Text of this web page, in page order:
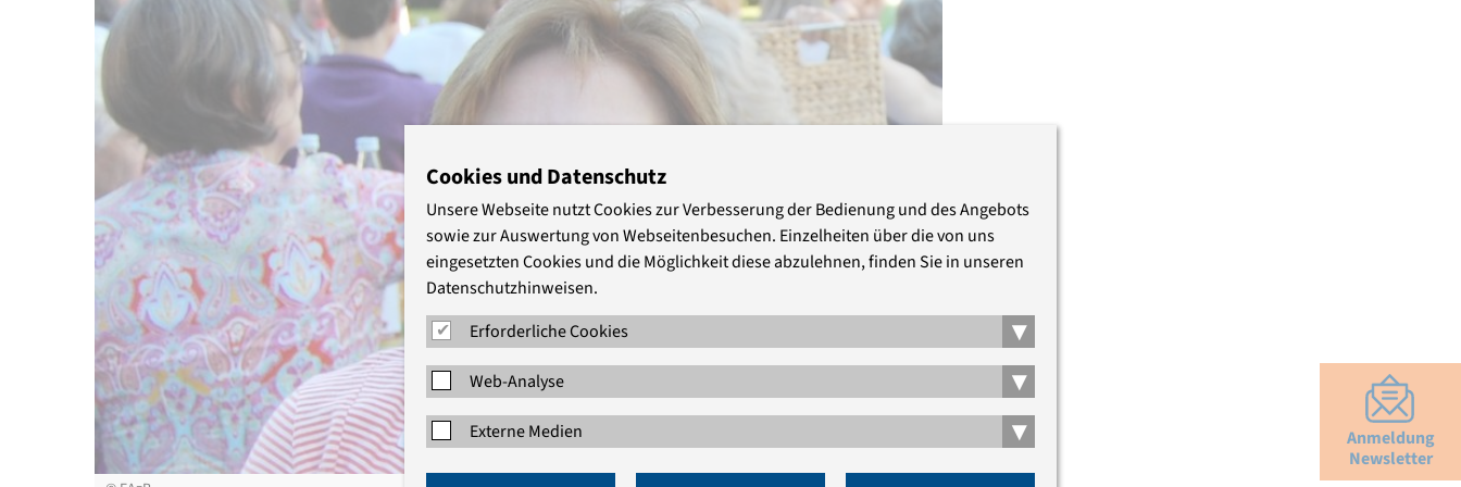
Anmeldung
Newsletter
Cookies und Datenschutz
Unsere Webseite nutzt Cookies zur Verbesserung der Bedienung und des Angebots
sowie zur Auswertung von Webseitenbesuchen. Einzelheiten über die von uns
eingesetzten Cookies und die Möglichkeit diese abzulehnen, finden Sie in unseren
Datenschutzhinweisen.
Erforderliche Cookies
▾
Web-Analyse ▾
Externe Medien ▾